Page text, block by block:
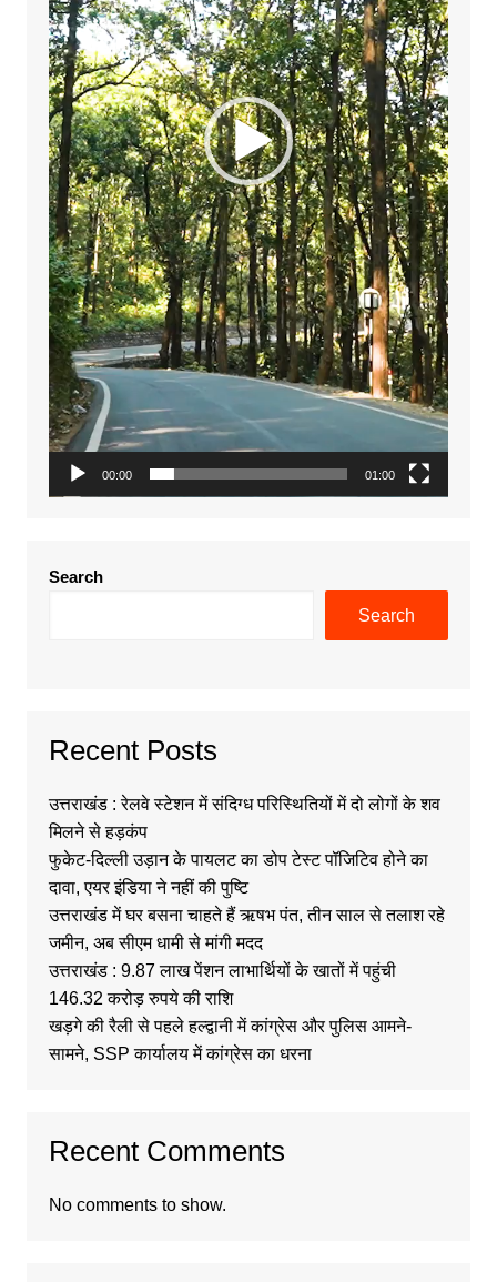
00:00 01:00
Search
Search
Recent Posts
उत्तराखंड : रेलवे स्टेशन में संदिग्ध परिस्थितियों में दो लोगों के शव
मिलने से हड़कंप
फुकेट-दिल्ली उड़ान के पायलट का डोप टेस्ट पॉजिटिव होने का
दावा, एयर इंडिया ने नहीं की पुष्टि
उत्तराखंड में घर बसना चाहते हैं ऋषभ पंत, तीन साल से तलाश रहे
जमीन, अब सीएम धामी से मांगी मदद
उत्तराखंड : 9.87 लाख पेंशन लाभार्थियों के खातों में पहुंची
146.32 करोड़ रुपये की राशि
खड़गे की रैली से पहले हल्द्वानी में कांग्रेस और पुलिस आमने-
सामने, SSP कार्यालय में कांग्रेस का धरना
Recent Comments
No comments to show.